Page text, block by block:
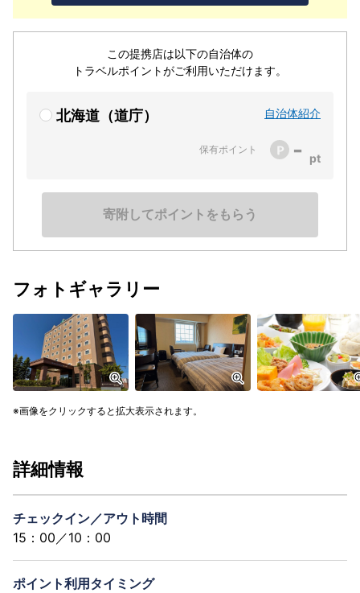
この提携店は以下の自治体の
トラベルポイントがご利用いただけます。
北海道（道庁） 自治体紹介
保有ポイント -
寄附してポイントをもらう
フォトギャラリー
画像をクリックすると拡大表示されます。
詳細情報
チェックイン／アウト時間
15：00／10：00
ポイント利用タイミング